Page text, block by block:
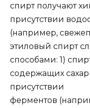
спирт получают
присутствии
(например,
этиловый спирт
способами: 1)
содержащих
присутствии
ферментов